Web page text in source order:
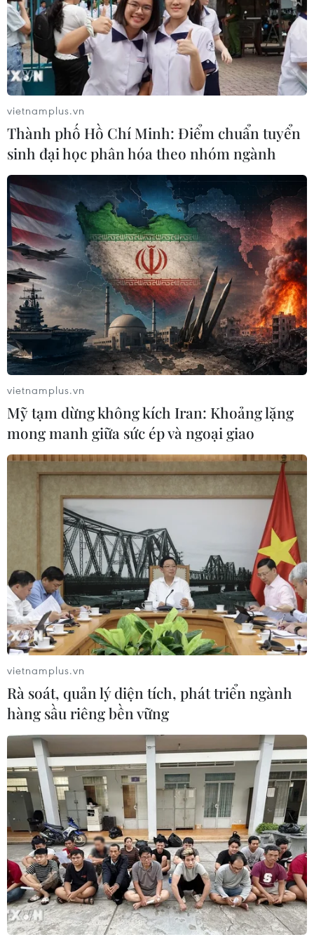
TIN CÙNG CHUYÊN MỤC
vietnamplus.vn
Thành phố Hồ Chí Minh: Điểm chuẩn tuyển
sinh đại học phân hóa theo nhóm ngành
vietnamplus.vn
Mỹ tạm dừng không kích Iran: Khoảng lặng
mong manh giữa sức ép và ngoại giao
vietnamplus.vn
Rà soát, quản lý diện tích, phát triển ngành
hàng sầu riêng bền vững